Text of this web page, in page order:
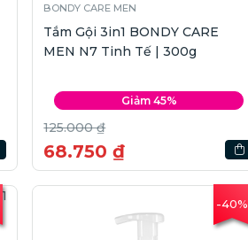
BONDY CARE MEN
Tắm Gội 3in1 BONDY CARE
MEN N7 Tinh Tế | 300g
Giảm 45%
125.000 ₫
68.750 ₫
-40%